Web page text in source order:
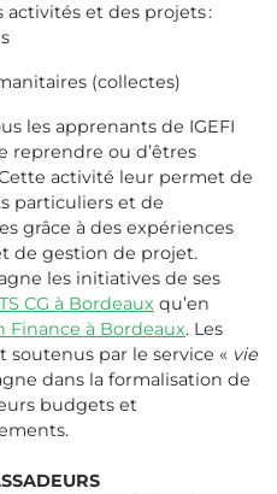
activités et des projets :
(collectes)
les apprenants de IGEFI
reprendre ou d’êtres
activité leur permet de
particuliers et de
grâce à des expériences
de gestion de projet.
les initiatives de ses
CG à Bordeaux qu’en
Finance à Bordeaux. Les
soutenus par le service « vie
dans la formalisation de
budgets et